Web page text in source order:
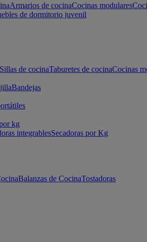
Armarios de cocinaCocinas modulares
de dormitorio juvenil
Sillas de cocinaTaburetes de cocinaCocinas
Bandejas
kg
integrablesSecadoras por Kg
Balanzas de CocinaTostadoras